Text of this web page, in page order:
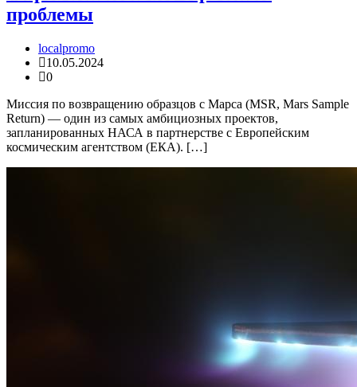
проблемы
localpromo
10.05.2024
0
Миссия по возвращению образцов с Марса (MSR, Mars Sample
Return) — один из самых амбициозных проектов,
запланированных НАСА в партнерстве с Европейским
космическим агентством (ЕКА). […]